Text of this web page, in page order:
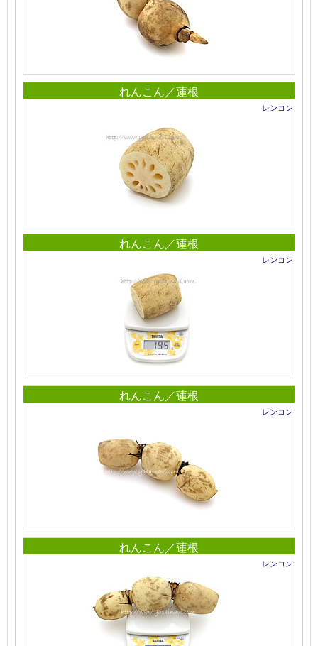
れんこん／蓮根
レンコン
れんこん／蓮根
レンコン
れんこん／蓮根
レンコン
れんこん／蓮根
レンコン